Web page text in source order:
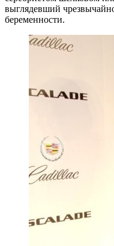
выглядевший
беременности.